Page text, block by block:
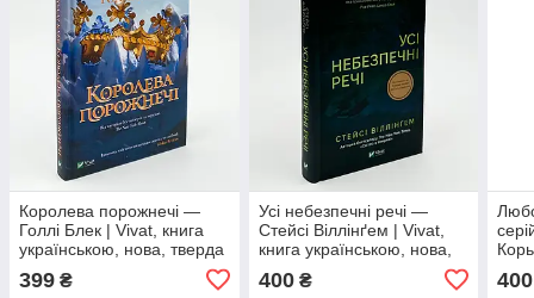
Королева порожнечі —
Голлі Блек | Vivat, книга
українською, нова, тверда
399 ₴
Усі небезпечні речі —
Стейсі Віллінґем | Vivat,
книга українською, нова,
400₴ 400